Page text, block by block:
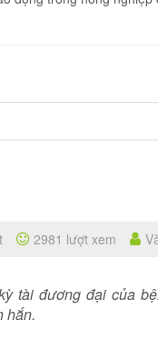
2981 lượt xem
đương đại của
hắn.